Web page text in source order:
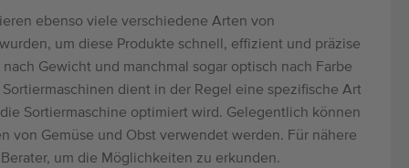
ebenso viele verschiedene Arten von
um diese Produkte schnell, effizient und präzise
Gewicht und manchmal sogar optisch nach Farbe
dient in der Regel eine spezifische Art
Sortiermaschine optimiert wird. Gelegentlich können
von Gemüse und Obst verwendet werden. Für nähere
um die Möglichkeiten zu erkunden.